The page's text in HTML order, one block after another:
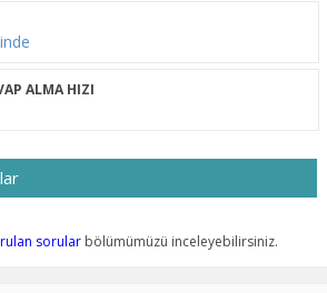
ALMA HIZI
sorularbölümümüzü inceleyebilirsiniz.